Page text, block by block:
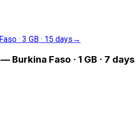
· 3 GB · 15 days →
— Burkina Faso · 1 GB · 7 days